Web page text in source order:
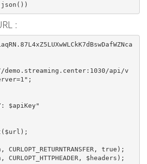
:
api/v
true);
$headers);